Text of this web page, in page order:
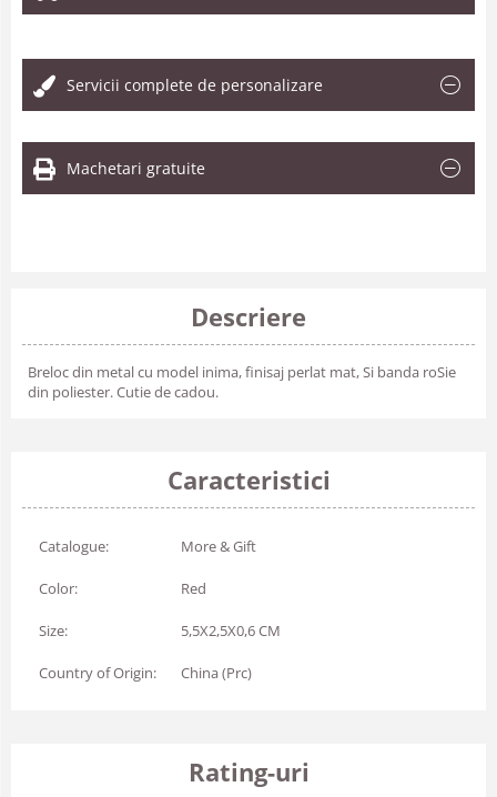
Servicii complete de personalizare
Machetari gratuite
Descriere
Breloc din metal cu model inima, finisaj perlat mat, Si banda roSie
din poliester. Cutie de cadou.
Caracteristici
Catalogue: More & Gift
Color: Red
Size: 5,5X2,5X0,6 CM
Country of Origin: China (Prc)
Rating-uri